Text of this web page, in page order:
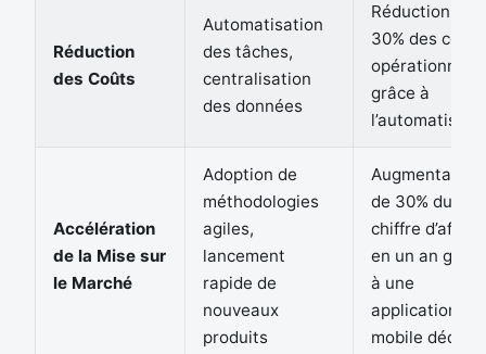
Réduction
des Coûts
Automatisation
des tâches,
centralisation
des données
Réduction de
30% des coûts
opérationnels
grâce à
Accélération
de la Mise sur
le Marché
Adoption de
méthodologies
agiles,
lancement
rapide de
nouveaux
produits
Augmentation
de 30% du
chiffre
en un an grâce
à une
application
mobile dédiée